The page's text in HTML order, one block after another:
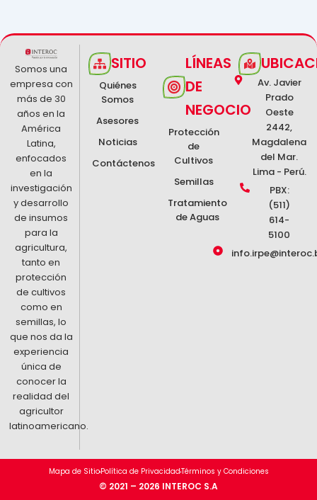
Somos una
empresa con
más de 30
años en la
América
Latina,
enfocados
en la
investigación
y desarrollo
de insumos
para la
agricultura,
tanto en
protección
de cultivos
como en
semillas, lo
que nos da la
experiencia
única de
conocer la
realidad del
agricultor
latinoamericano.
SITIO
Quiénes
Somos
Asesores
Noticias
Contáctenos
LÍNEAS
DE
NEGOCIO
Protección
de
Cultivos
Semillas
Tratamiento
de Aguas
Av. Javier
Prado
Oeste
2442,
Magdalena
del Mar.
Lima - Perú.
PBX:
(511)
614-
5100
© 2021 – 2026 INTEROC S.A
Mapa de SitioPolítica de PrivacidadTérminos y Condiciones